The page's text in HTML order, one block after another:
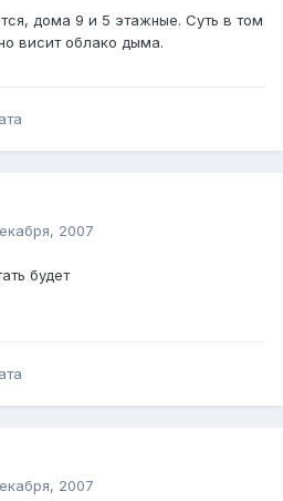
дома 9 и 5 этажные. Суть в том
висит облако дыма.
2007
будет
2007